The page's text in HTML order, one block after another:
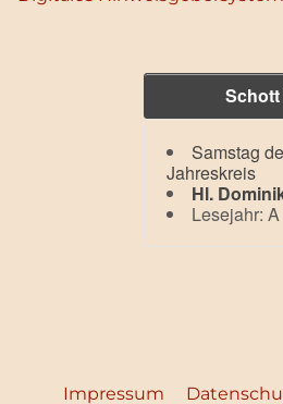
Samstag
Jahreskreis
Hl.
Lesejahr:
Impressum